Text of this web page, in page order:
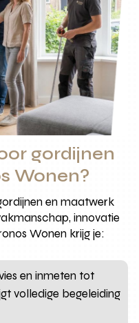
gordijnen
Wonen?
en maatwerk
innovatie
Wonen krijg je:
en inmeten tot
volledige begeleiding